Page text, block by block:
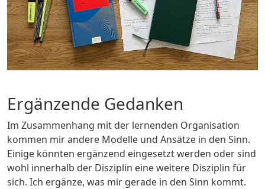
Ergänzende Gedanken
Im Zusammenhang mit der lernenden Organisation
kommen mir andere Modelle und Ansätze in den Sinn.
Einige könnten ergänzend eingesetzt werden oder sind
wohl innerhalb der Disziplin eine weitere Disziplin für
sich. Ich ergänze, was mir gerade in den Sinn kommt.